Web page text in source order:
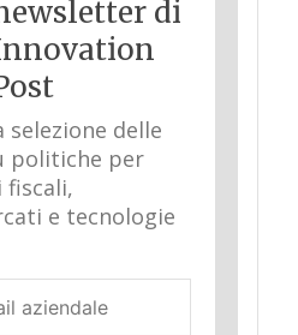
di
delle
politiche per
fiscali,
e tecnologie